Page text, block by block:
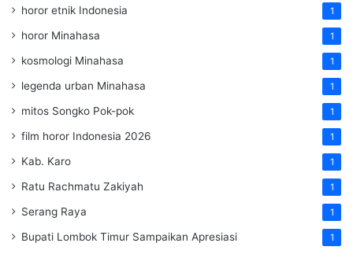
horor etnik Indonesia 1
horor Minahasa 1
kosmologi Minahasa 1
legenda urban Minahasa 1
mitos Songko Pok-pok 1
film horor Indonesia 2026 1
Kab. Karo 1
Ratu Rachmatu Zakiyah 1
Serang Raya 1
Bupati Lombok Timur Sampaikan Apresiasi 1